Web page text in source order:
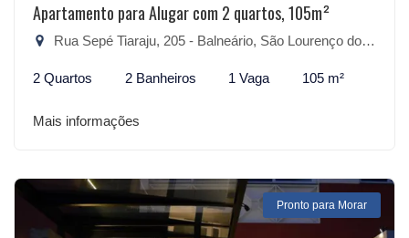
Apartamento para Alugar com 2 quartos, 105m²
Rua Sepé Tiaraju, 205 - Balneário, São Lourenço do Sul-RS
2 Quartos 2 Banheiros 1 Vaga 105 m²
Mais informações
Pronto para Morar